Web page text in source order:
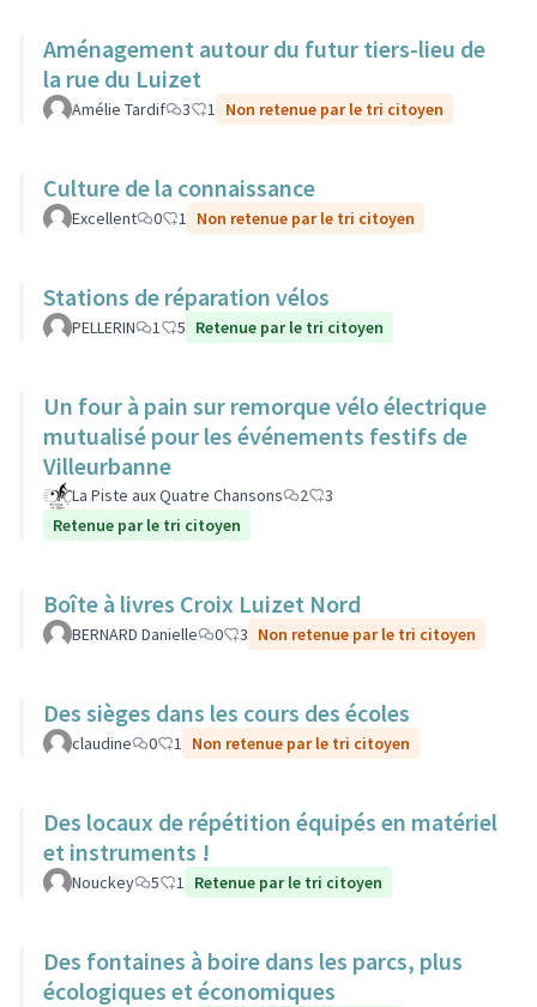
Aménagement autour du futur tiers-lieu de
la rue du Luizet
Amélie Tardif 3 1 Non retenue par le tri citoyen
Culture de la connaissance
Excellent 0 1 Non retenue par le tri citoyen
Stations de réparation vélos
PELLERIN 1 5 Retenue par le tri citoyen
Un four à pain sur remorque vélo électrique
mutualisé pour les événements festifs de
Villeurbanne
La Piste aux Quatre Chansons 2
3
Retenue par le tri citoyen
Boîte à livres Croix Luizet Nord
BERNARD Danielle 0 3 Non retenue par le tri citoyen
Des sièges dans les cours des écoles
claudine 0 1 Non retenue par le tri citoyen
Des locaux de répétition équipés en matériel
et instruments !
Nouckey 5 1 Retenue par le tri citoyen
Des fontaines à boire dans les parcs, plus
écologiques et économiques